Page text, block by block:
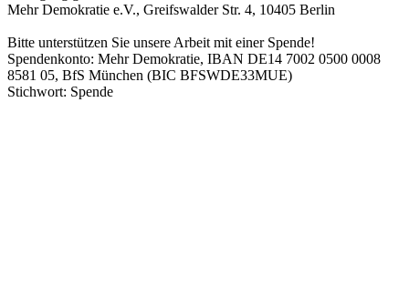
Mehr Demokratie e.V., Greifswalder Str. 4, 10405 Berlin
Bitte unterstützen Sie unsere Arbeit mit einer Spende!
Spendenkonto: Mehr Demokratie, IBAN DE14 7002 0500 0008
8581 05, BfS München (BIC BFSWDE33MUE)
Stichwort: Spende